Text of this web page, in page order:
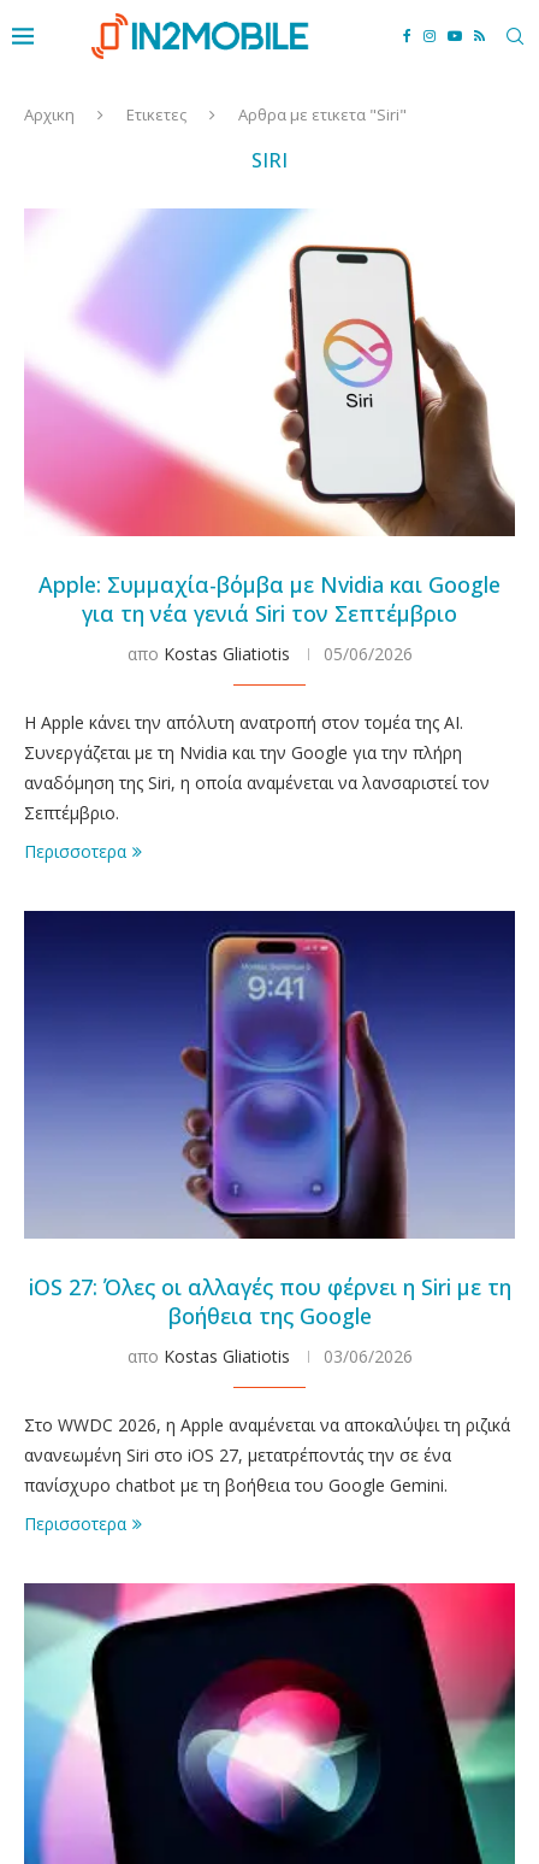
Αρχικη Ετικετες Αρθρα με ετικετα "Siri"
SIRI
Apple: Συμμαχία-βόμβα με Nvidia και Google
για τη νέα γενιά Siri τον Σεπτέμβριο
απο Kostas Gliatiotis 05/06/2026
Η Apple κάνει την απόλυτη ανατροπή στον τομέα της AI.
Συνεργάζεται με τη Nvidia και την Google για την πλήρη
αναδόμηση της Siri, η οποία αναμένεται να λανσαριστεί τον
Σεπτέμβριο.
Περισσοτερα
iOS 27: Όλες οι αλλαγές που φέρνει η Siri με τη
βοήθεια της Google
απο Kostas Gliatiotis 03/06/2026
Στο WWDC 2026, η Apple αναμένεται να αποκαλύψει τη ριζικά
ανανεωμένη Siri στο iOS 27, μετατρέποντάς την σε ένα
πανίσχυρο chatbot με τη βοήθεια του Google Gemini.
Περισσοτερα